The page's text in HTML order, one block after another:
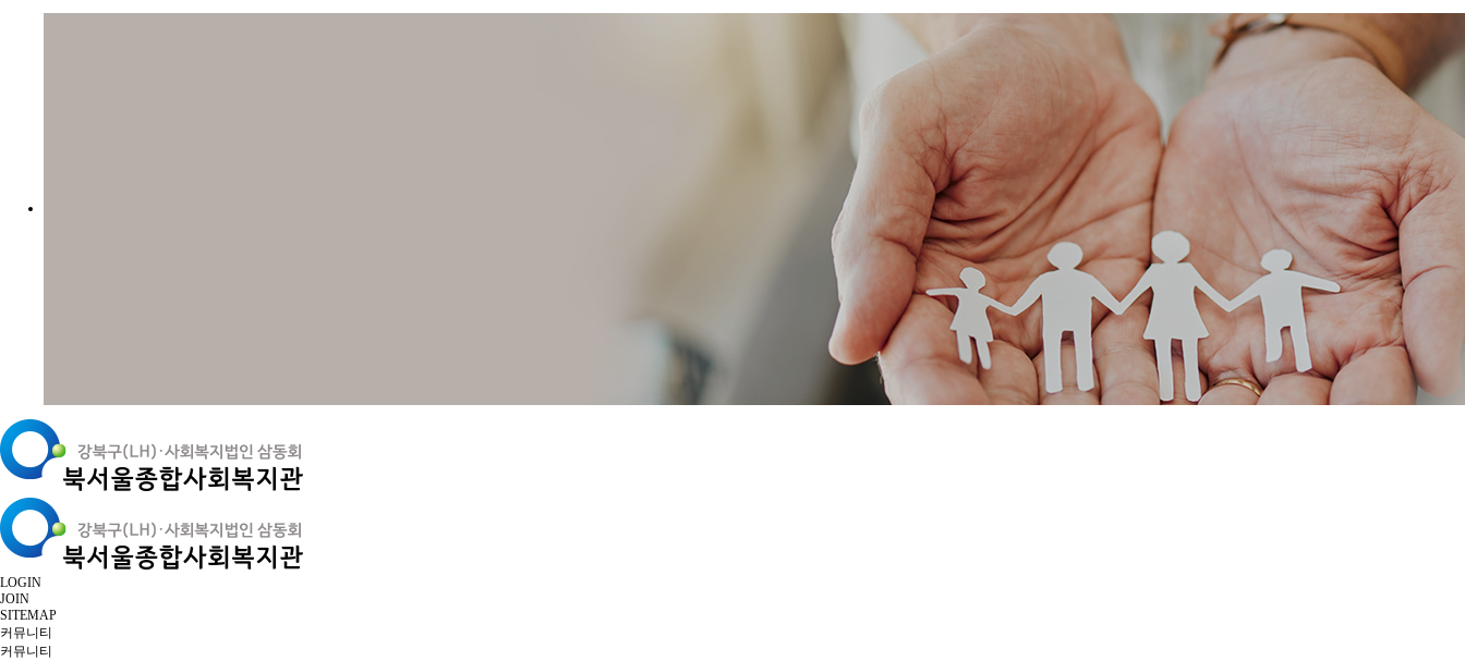
LOGIN
JOIN
SITEMAP
커뮤니티
커뮤니티